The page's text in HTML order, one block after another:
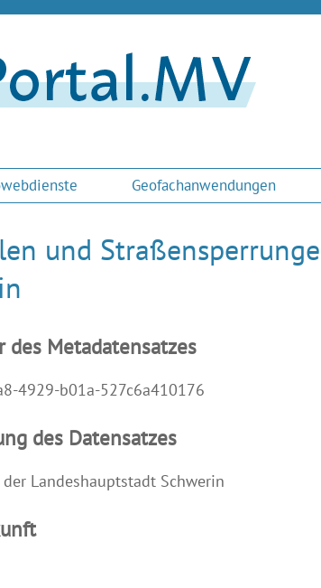
Geofachanwendungen
und
des Metadatensatzes
4929-b01a-527c6a410176
des Datensatzes
Landeshauptstadt Schwerin